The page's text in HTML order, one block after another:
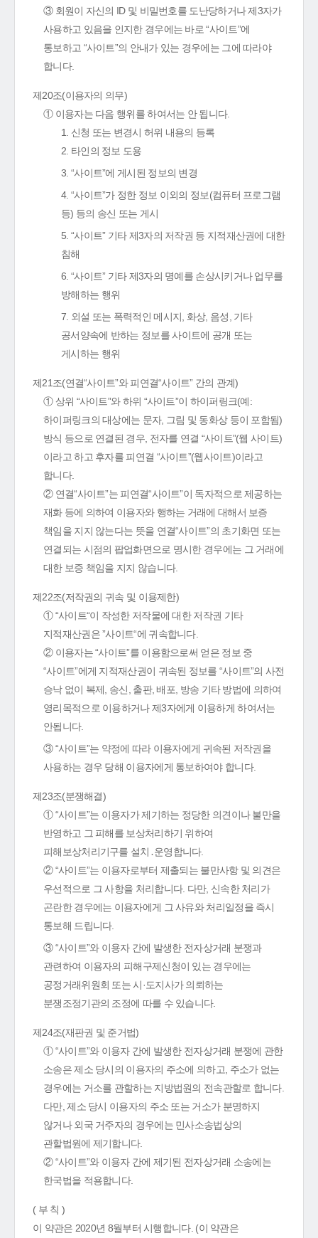
③ 회원이 자신의 ID 및 비밀번호를 도난당하거나 제3자가
사용하고 있음을 인지한 경우에는 바로 “사이트”에
통보하고 “사이트”의 안내가 있는 경우에는 그에 따라야
합니다.
제20조(이용자의 의무)
① 이용자는 다음 행위를 하여서는 안 됩니다.
1. 신청 또는 변경시 허위 내용의 등록
2. 타인의 정보 도용
3. “사이트”에 게시된 정보의 변경
4. “사이트”가 정한 정보 이외의 정보(컴퓨터 프로그램
등) 등의 송신 또는 게시
5. “사이트” 기타 제3자의 저작권 등 지적재산권에 대한
침해
6. “사이트” 기타 제3자의 명예를 손상시키거나 업무를
방해하는 행위
7. 외설 또는 폭력적인 메시지, 화상, 음성, 기타
공서양속에 반하는 정보를 사이트에 공개 또는
게시하는 행위
제21조(연결“사이트”와 피연결“사이트” 간의 관계)
① 상위 “사이트”와 하위 “사이트”이 하이퍼링크(예:
하이퍼링크의 대상에는 문자, 그림 및 동화상 등이 포함됨)
방식 등으로 연결된 경우, 전자를 연결 “사이트”(웹 사이트)
이라고 하고 후자를 피연결 “사이트”(웹사이트)이라고
합니다.
② 연결“사이트”는 피연결“사이트”이 독자적으로 제공하는
재화 등에 의하여 이용자와 행하는 거래에 대해서 보증
책임을 지지 않는다는 뜻을 연결“사이트”의 초기화면 또는
연결되는 시점의 팝업화면으로 명시한 경우에는 그 거래에
대한 보증 책임을 지지 않습니다.
제22조(저작권의 귀속 및 이용제한)
① “사이트“이 작성한 저작물에 대한 저작권 기타
지적재산권은 ”사이트“에 귀속합니다.
② 이용자는 “사이트”를 이용함으로써 얻은 정보 중
“사이트”에게 지적재산권이 귀속된 정보를 “사이트”의 사전
승낙 없이 복제, 송신, 출판, 배포, 방송 기타 방법에 의하여
영리목적으로 이용하거나 제3자에게 이용하게 하여서는
안됩니다.
③ “사이트”는 약정에 따라 이용자에게 귀속된 저작권을
사용하는 경우 당해 이용자에게 통보하여야 합니다.
제23조(분쟁해결)
① “사이트”는 이용자가 제기하는 정당한 의견이나 불만을
반영하고 그 피해를 보상처리하기 위하여
피해보상처리기구를 설치․운영합니다.
② “사이트”는 이용자로부터 제출되는 불만사항 및 의견은
우선적으로 그 사항을 처리합니다. 다만, 신속한 처리가
곤란한 경우에는 이용자에게 그 사유와 처리일정을 즉시
통보해 드립니다.
③ “사이트”와 이용자 간에 발생한 전자상거래 분쟁과
관련하여 이용자의 피해구제신청이 있는 경우에는
공정거래위원회 또는 시·도지사가 의뢰하는
분쟁조정기관의 조정에 따를 수 있습니다.
제24조(재판권 및 준거법)
① “사이트”와 이용자 간에 발생한 전자상거래 분쟁에 관한
소송은 제소 당시의 이용자의 주소에 의하고, 주소가 없는
경우에는 거소를 관할하는 지방법원의 전속관할로 합니다.
다만, 제소 당시 이용자의 주소 또는 거소가 분명하지
않거나 외국 거주자의 경우에는 민사소송법상의
관할법원에 제기합니다.
② “사이트”와 이용자 간에 제기된 전자상거래 소송에는
한국법을 적용합니다.
( 부 칙 )
이 약관은 2020년 8월부터 시행합니다. (이 약관은